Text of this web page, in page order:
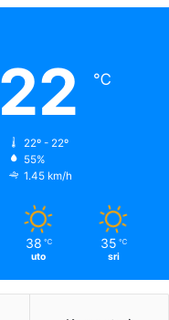
22 ℃
22º - 22º
55%
1.45 km/h
38 ℃
uto
35 ℃
sri